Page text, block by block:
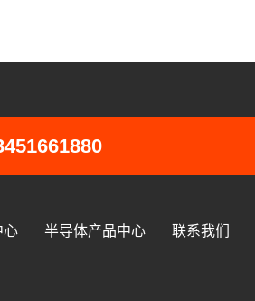
心 半导体产品中心 联系我们